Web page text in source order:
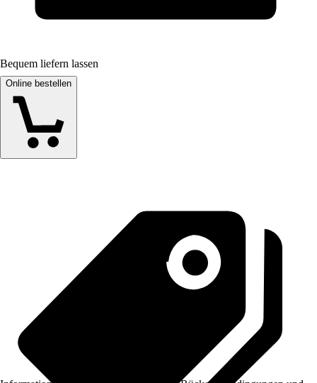
Bequem liefern lassen
Online bestellen